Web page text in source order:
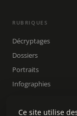
RUBRIQUES
Décryptages
Dossiers
Portraits
Infographies
Rechercher
Ce site utilise